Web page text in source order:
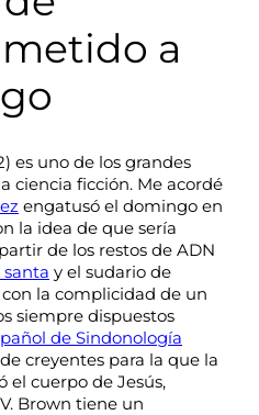
a
es uno de los grandes
ciencia ficción. Me acordé
engatusó el domingo en
la idea de que sería
de los restos de ADN
santa y el sudario de
la complicidad de un
siempre dispuestos
de Sindonología
creyentes para la que la
el cuerpo de Jesús,
Brown tiene un